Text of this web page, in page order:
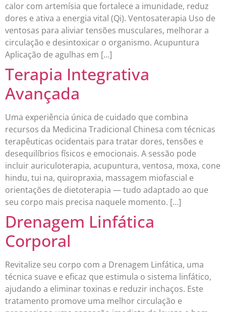
calor com artemísia que fortalece a imunidade, reduz
dores e ativa a energia vital (Qi). Ventosaterapia Uso de
ventosas para aliviar tensões musculares, melhorar a
circulação e desintoxicar o organismo. Acupuntura
Aplicação de agulhas em […]
Terapia Integrativa
Avançada
Uma experiência única de cuidado que combina
recursos da Medicina Tradicional Chinesa com técnicas
terapêuticas ocidentais para tratar dores, tensões e
desequilíbrios físicos e emocionais. A sessão pode
incluir auriculoterapia, acupuntura, ventosa, moxa, cone
hindu, tui na, quiropraxia, massagem miofascial e
orientações de dietoterapia — tudo adaptado ao que
seu corpo mais precisa naquele momento. […]
Drenagem Linfática
Corporal
Revitalize seu corpo com a Drenagem Linfática, uma
técnica suave e eficaz que estimula o sistema linfático,
ajudando a eliminar toxinas e reduzir inchaços. Este
tratamento promove uma melhor circulação e